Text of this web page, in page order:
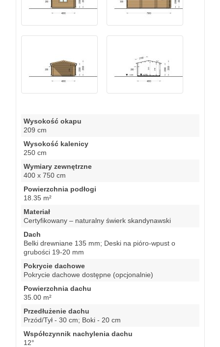
Wysokość okapu
209 cm
Wysokość kalenicy
250 cm
Wymiary zewnętrzne
400 x 750 cm
Powierzchnia podłogi
18.35 m²
Materiał
Certyfikowany – naturalny świerk skandynawski
Dach
Belki drewniane 135 mm; Deski na pióro-wpust o
grubości 19-20 mm
Pokrycie dachowe
Pokrycie dachowe dostępne (opcjonalnie)
Powierzchnia dachu
35.00 m²
Przedłużenie dachu
Przód/Tył - 30 cm; Boki - 20 cm
Współczynnik nachylenia dachu
12°